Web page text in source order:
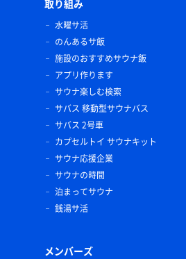
取り組み
水曜サ活
のんあるサ飯
施設のおすすめサウナ飯
アプリ作ります
サウナ楽しむ検索
サバス 移動型サウナバス
サバス 2号車
カプセルトイ サウナキット
サウナ応援企業
サウナの時間
泊まってサウナ
銭湯サ活
メンバーズ